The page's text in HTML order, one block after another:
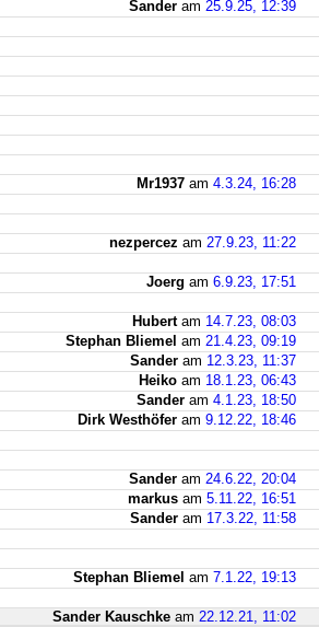
Sander am 25.9.25, 12:39
Mr1937 am 4.3.24, 16:28
nezpercez am 27.9.23, 11:22
Joerg am 6.9.23, 17:51
Hubertam 14.7.23, 08:03
Stephan Bliemel am 21.4.23, 09:19
Sander am 12.3.23, 11:37
Heiko am 18.1.23, 06:43
Sander am 4.1.23, 18:50
Dirk Westhöfer am 9.12.22, 18:46
Sander am 24.6.22, 20:04
markus am 5.11.22, 16:51
Sander am 17.3.22, 11:58
Stephan Bliemel am 7.1.22, 19:13
Sander Kauschke am 22.12.21, 11:02